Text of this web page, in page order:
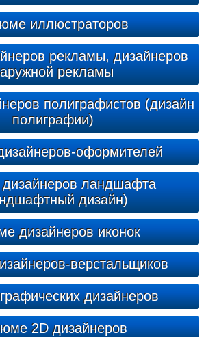
иллюстраторов
рекламы, дизайнеров
рекламы
полиграфистов (дизайн
полиграфии)
оформителей
ландшафта
дизайн)
дизайнеров иконок
верстальщиков
дизайнеров
2D дизайнеров